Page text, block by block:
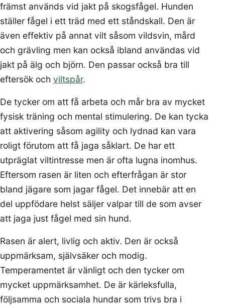
främst används vid jakt på skogsfågel. Hunden
ställer fågel i ett träd med ett ståndskall. Den är
även effektiv på annat vilt såsom vildsvin, mård
och grävling men kan också ibland användas vid
jakt på älg och björn. Den passar också bra till
eftersök och viltspår.
De tycker om att få arbeta och mår bra av mycket
fysisk träning och mental stimulering. De kan tycka
att aktivering såsom agility och lydnad kan vara
roligt förutom att få jaga såklart. De har ett
utpräglat viltintresse men är ofta lugna inomhus.
Eftersom rasen är liten och efterfrågan är stor
bland jägare som jagar fågel. Det innebär att en
del uppfödare helst säljer valpar till de som avser
att jaga just fågel med sin hund.
Rasen är alert, livlig och aktiv. Den är också
uppmärksam, självsäker och modig.
Temperamentet är vänligt och den tycker om
mycket uppmärksamhet. De är kärleksfulla,
följsamma och sociala hundar som trivs bra i